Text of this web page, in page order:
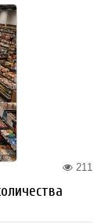
211